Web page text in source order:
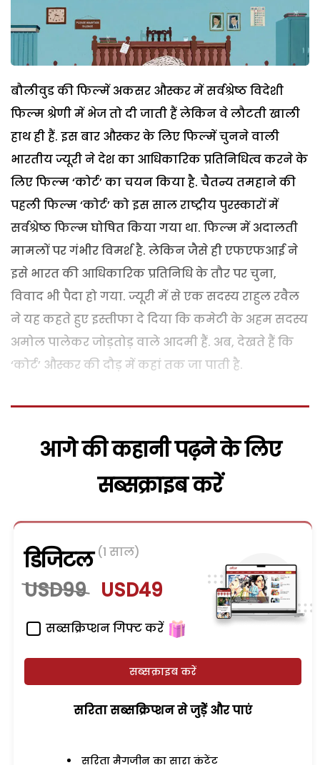
बौलीवुड की फिल्में अकसर औस्कर में सर्वश्रेष्ठ विदेशी
फिल्म श्रेणी में भेज तो दी जाती हैं लेकिन वे लौटती खाली
हाथ ही हैं. इस बार औस्कर के लिए फिल्में चुनने वाली
भारतीय ज्यूरी ने देश का आधिकारिक प्रतिनिधित्व करने के
लिए फिल्म ‘कोर्ट’ का चयन किया है. चैतन्य तमहाने की
पहली फिल्म ‘कोर्ट’ को इस साल राष्ट्रीय पुरस्कारों में
सर्वश्रेष्ठ फिल्म घोषित किया गया था. फिल्म में अदालती
मामलों पर गंभीर विमर्श है. लेकिन जैसे ही एफएफआई ने
इसे भारत की आधिकारिक प्रतिनिधि के तौर पर चुना,
विवाद भी पैदा हो गया. ज्यूरी में से एक सदस्य राहुल रवैल
ने यह कहते हुए इस्तीफा दे दिया कि कमेटी के अहम सदस्य
अमोल पालेकर जोड़तोड़ वाले आदमी हैं. अब, देखते हैं कि
‘कोर्ट’ औस्कर की दौड़ में कहां तक जा पाती है.
आगे की कहानी पढ़ने के लिए
सब्सक्राइब करें
डिजिटल (1 साल)
USD99 USD49
सब्सक्रिप्शन गिफ्ट करें
सब्सक्राइब करें
सरिता सब्सक्रिप्शन से जुड़ेें और पाएं
सरिता मैगजीन का सारा कंटेंट